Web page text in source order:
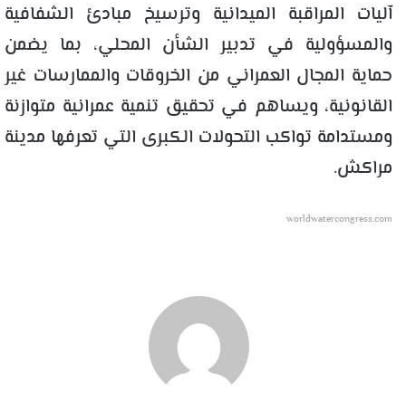
آليات المراقبة الميدانية وترسيخ مبادئ الشفافية
والمسؤولية في تدبير الشأن المحلي، بما يضمن
حماية المجال العمراني من الخروقات والممارسات غير
القانونية، ويساهم في تحقيق تنمية عمرانية متوازنة
ومستدامة تواكب التحولات الكبرى التي تعرفها مدينة
مراكش.
worldwatercongress.com